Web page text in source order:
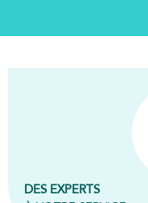
DES EXPERTS